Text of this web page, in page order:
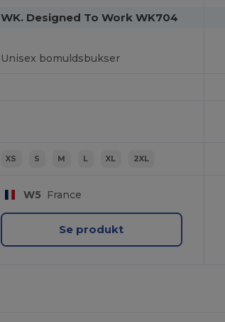
WK. Designed To Work WK704
Unisex bomuldsbukser
XS S M L XL 2XL
W5 France
Se produkt